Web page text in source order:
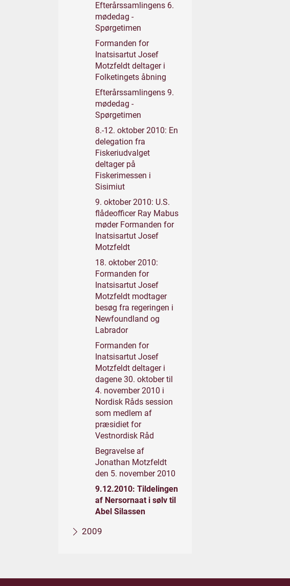
Efterårssamlingens 6.
mødedag -
Spørgetimen
Formanden for
Inatsisartut Josef
Motzfeldt deltager i
Folketingets åbning
Efterårssamlingens 9.
mødedag -
Spørgetimen
8.-12. oktober 2010: En
delegation fra
Fiskeriudvalget
deltager på
Fiskerimessen i
Sisimiut
9. oktober 2010: U.S.
flådeofficer Ray Mabus
møder Formanden for
Inatsisartut Josef
Motzfeldt
18. oktober 2010:
Formanden for
Inatsisartut Josef
Motzfeldt modtager
besøg fra regeringen i
Newfoundland og
Labrador
Formanden for
Inatsisartut Josef
Motzfeldt deltager i
dagene 30. oktober til
4. november 2010 i
Nordisk Råds session
som medlem af
præsidiet for
Vestnordisk Råd
Begravelse af
Jonathan Motzfeldt
den 5. november 2010
9.12.2010: Tildelingen
af Nersornaat i sølv til
Abel Silassen
2009